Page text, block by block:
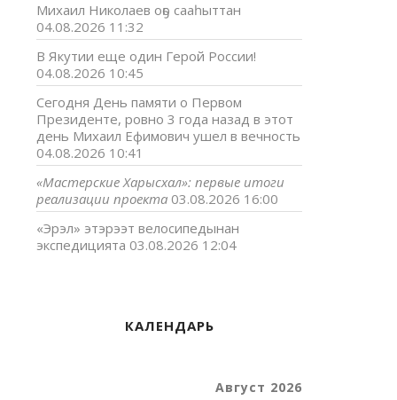
Михаил Николаев оҕо сааһыттан
04.08.2026 11:32
В Якутии еще один Герой России!
04.08.2026 10:45
Сегодня День памяти о Первом
Президенте, ровно 3 года назад в этот
день Михаил Ефимович ушел в вечность
04.08.2026 10:41
«Мастерские Харысхал»: первые итоги
реализации проекта 03.08.2026 16:00
«Эрэл» этэрээт велосипедынан
экспедицията 03.08.2026 12:04
КАЛЕНДАРЬ
Август 2026